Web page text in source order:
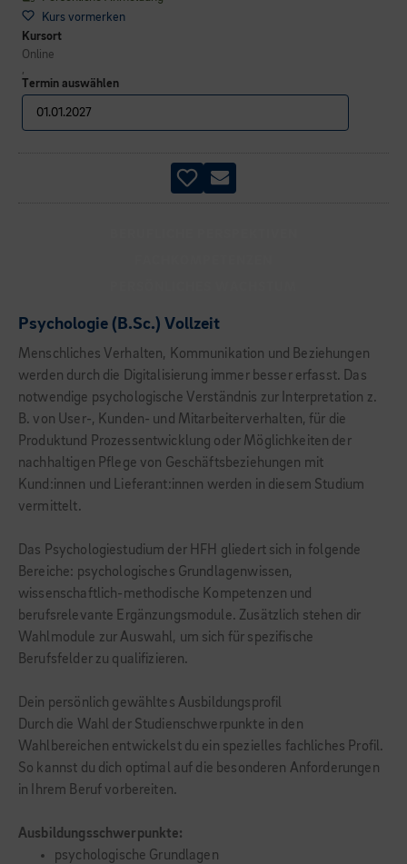
Kurs vormerken
Kursort
Online
,
Termin auswählen
Psychologie (B.Sc.) Vollzeit
Menschliches Verhalten, Kommunikation und Beziehungen
werden durch die Digitalisierung immer besser erfasst. Das
notwendige psychologische Verständnis zur Interpretation z.
B. von User-, Kunden- und Mitarbeiterverhalten, für die
Produktund Prozessentwicklung oder Möglichkeiten der
nachhaltigen Pflege von Geschäftsbeziehungen mit
Kund:innen und Lieferant:innen werden in diesem Studium
vermittelt.
Das Psychologiestudium der HFH gliedert sich in folgende
Bereiche: psychologisches Grundlagenwissen,
wissenschaftlich-methodische Kompetenzen und
berufsrelevante Ergänzungsmodule. Zusätzlich stehen dir
Wahlmodule zur Auswahl, um sich für spezifische
Berufsfelder zu qualifizieren.
Dein persönlich gewähltes Ausbildungsprofil
Durch die Wahl der Studienschwerpunkte in den
Wahlbereichen entwickelst du ein spezielles fachliches Profil.
So kannst du dich optimal auf die besonderen Anforderungen
in Ihrem Beruf vorbereiten.
Ausbildungsschwerpunkte:
psychologische Grundlagen